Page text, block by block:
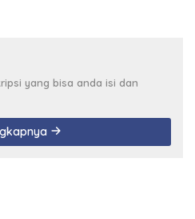
yang bisa anda isi dan